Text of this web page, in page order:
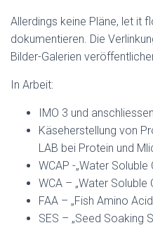
Allerdings keine Pläne, let it
dokumentieren. Die
Bilder-Galerien
In Arbeit:
IMO 3 und
Käseherstellung von
LAB bei Protein und
WCAP -„Water
WCA – „Water Soluble
FAA – „Fish Amino
SES – „Seed Soaking